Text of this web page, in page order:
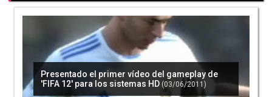
Presentado el primer vídeo del gameplay de
'FIFA 12' para los sistemas HD (03/06/2011)